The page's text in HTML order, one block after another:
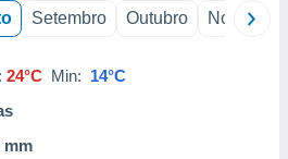
Setembro Outubro Novembro
24°C Min: 14°C
mm